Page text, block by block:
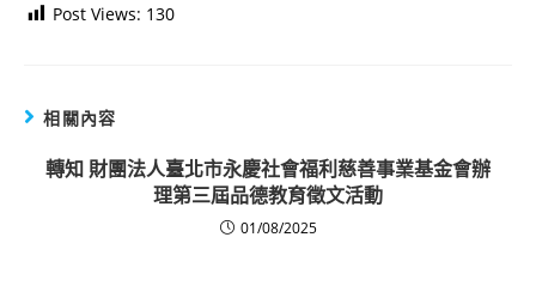
Post Views: 130
相關內容
轉知 財團法人臺北市永慶社會福利慈善事業基金會辦
理第三屆品德教育徵文活動
01/08/2025